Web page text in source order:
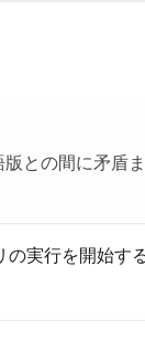
との間に矛盾
実行を開始す